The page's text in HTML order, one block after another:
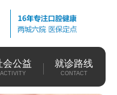
会公益
ACTIVITY
就诊路线
CONTACT